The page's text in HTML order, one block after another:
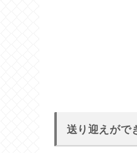
送り迎えがで